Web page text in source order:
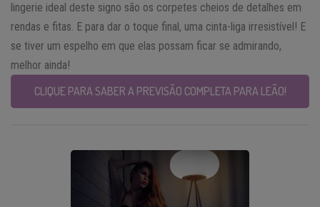
lingerie ideal deste signo são os corpetes cheios de detalhes em
rendas e fitas. E para dar o toque final, uma cinta-liga irresistível! E
se tiver um espelho em que elas possam ficar se admirando,
melhor ainda!
CLIQUE PARA SABER A PREVISÃO COMPLETA PARA LEÃO!